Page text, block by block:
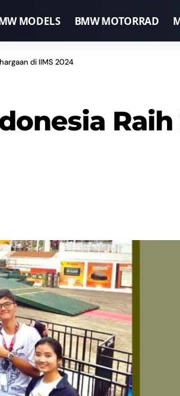
MODELS BMW MOTORRAD
di IIMS 2024